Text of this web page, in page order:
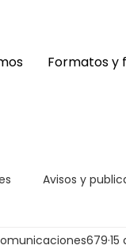
Formatos y
Avisos y
15